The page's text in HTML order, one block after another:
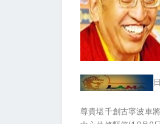
尊貴堪千創古寧波車